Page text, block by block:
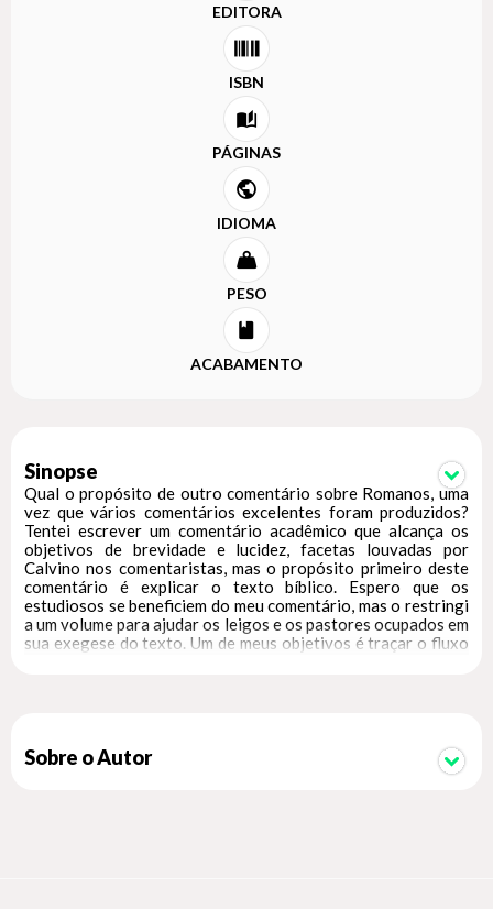
EDITORA
ISBN
PÁGINAS
IDIOMA
PESO
ACABAMENTO
Sinopse
Qual o propósito de outro comentário sobre Romanos, uma
vez que vários comentários excelentes foram produzidos?
Tentei escrever um comentário acadêmico que alcança os
objetivos de brevidade e lucidez, facetas louvadas por
Calvino nos comentaristas, mas o propósito primeiro deste
comentário é explicar o texto bíblico. Espero que os
estudiosos se beneficiem do meu comentário, mas o restringi
a um volume para ajudar os leigos e os pastores ocupados em
sua exegese do texto. Um de meus objetivos é traçar o fluxo
tema fundamental que permeia a epístola.
Sobre o Autor